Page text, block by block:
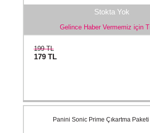
Stokta Yok
Gelince Haber Vermemiz için
199 TL
179 TL
Panini Sonic Prime Çıkartma Paketi